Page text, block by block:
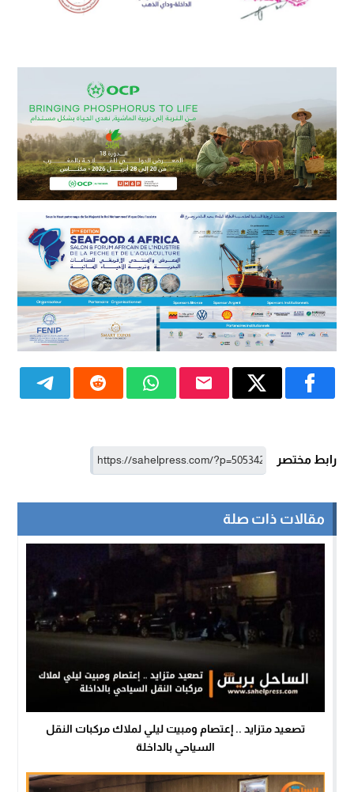
رابط مختصر
مقالات ذات صلة
تصعيد متزايد .. إعتصام ومبيت ليلي لملاك مركبات النقل
السياحي بالداخلة